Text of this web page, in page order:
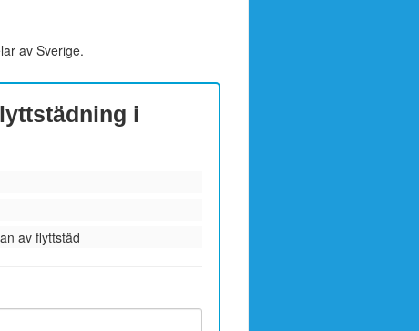
av Sverige.
i
av flyttstäd